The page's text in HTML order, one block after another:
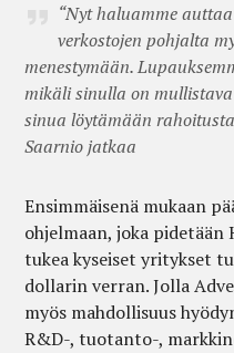
“Nyt haluamme
verkostojen pohjalta
menestymään.
mikäli sinulla on
sinua löytämään
Saarnio jatkaa
Ensimmäisenä mukaan
ohjelmaan, joka pidetään
tukea kyseiset yritykset
dollarin verran. Jolla
myös mahdollisuus
R&D-, tuotanto-,